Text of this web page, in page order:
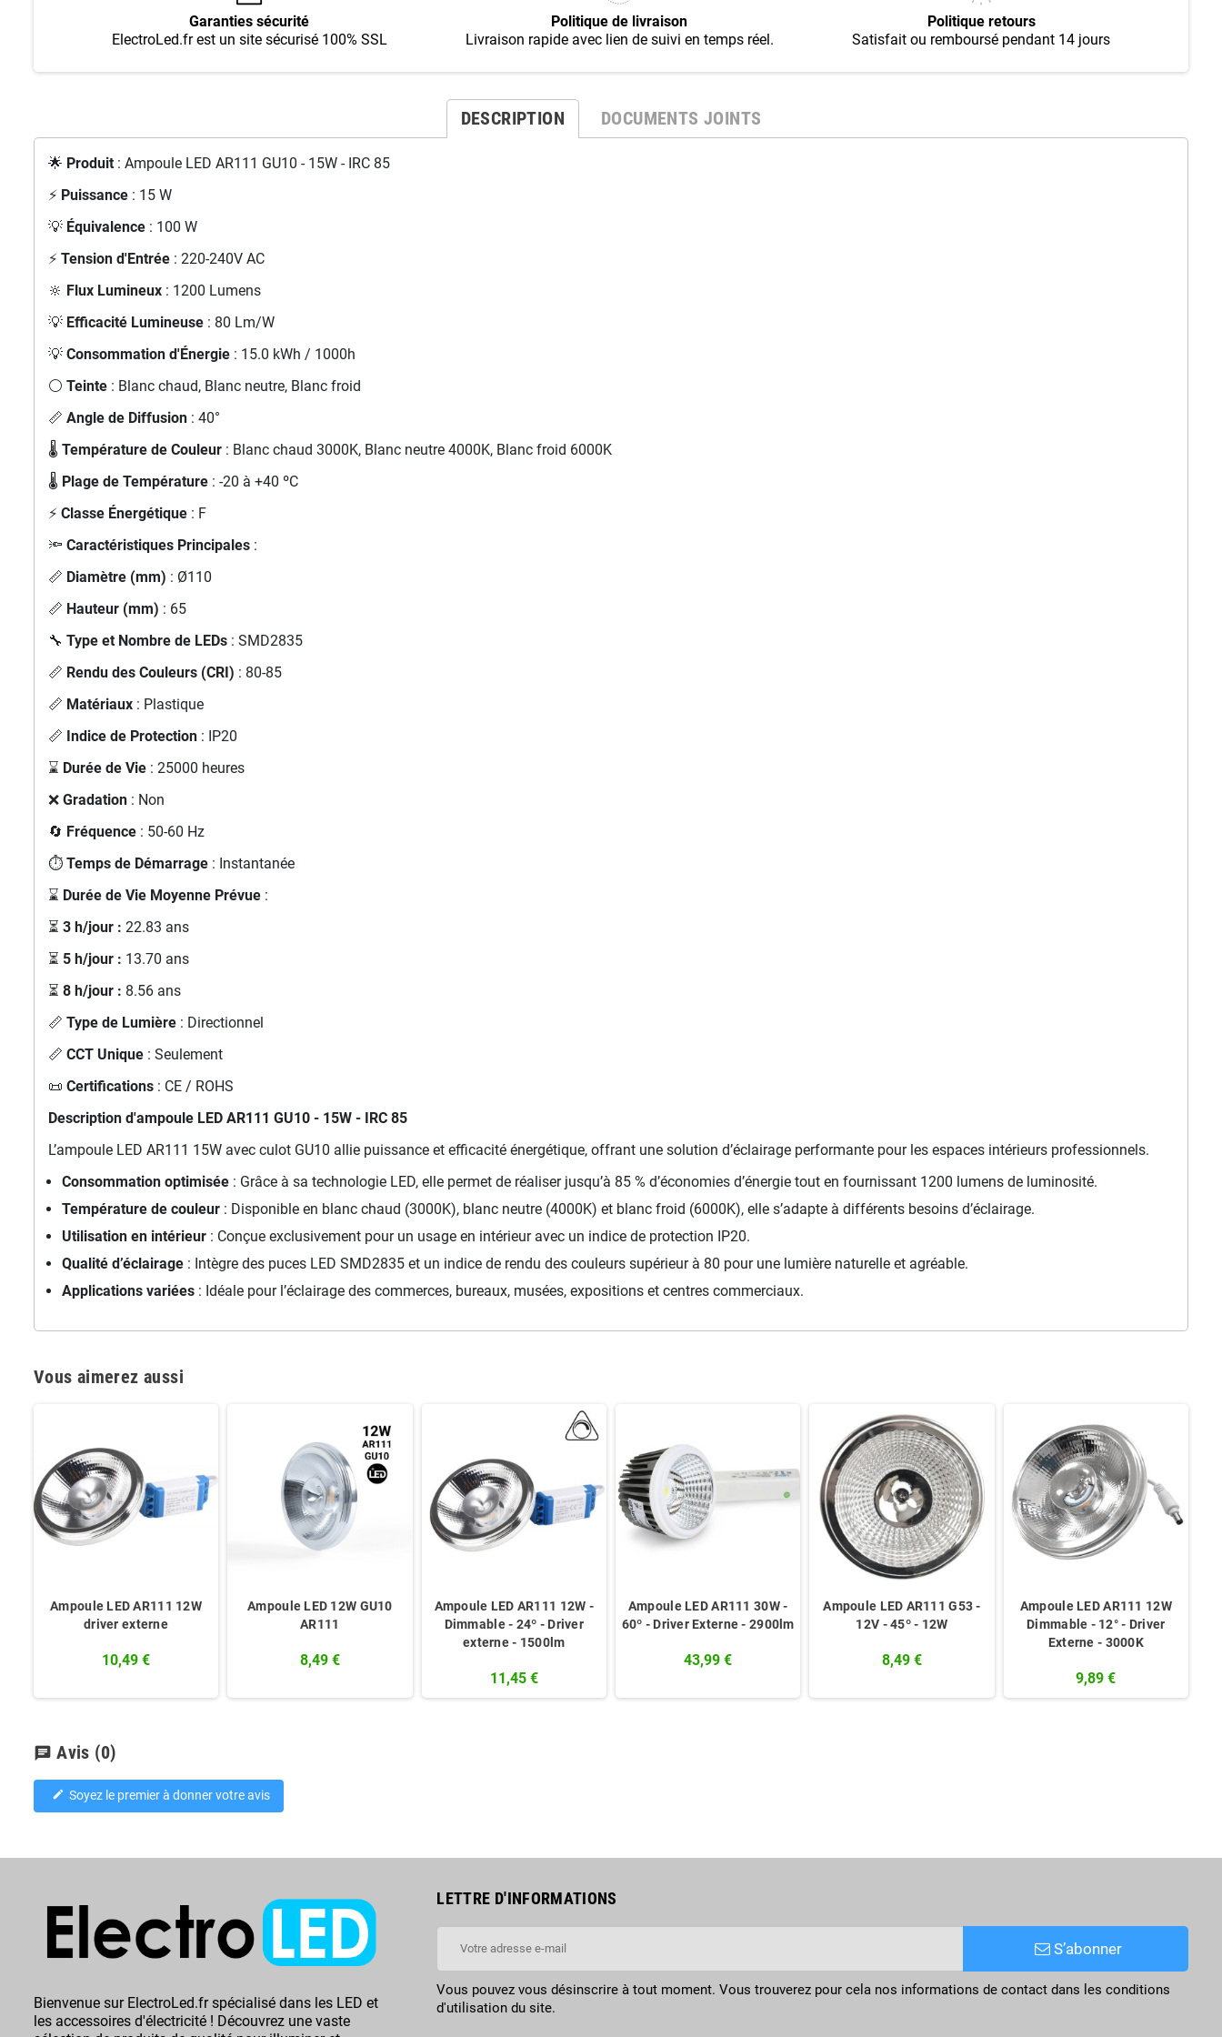
Garanties sécurité
ElectroLed.fr est un site sécurisé 100% SSL
Politique de livraison
Livraison rapide avec lien de suivi en temps réel.
Politique retours
Satisfait ou remboursé pendant 14 jours
DESCRIPTION DOCUMENTS JOINTS
🌟 Produit: Ampoule LED AR111 GU10 - 15W - IRC 85
⚡ Puissance: 15 W
💡 Équivalence: 100 W
⚡ Tension d'Entrée: 220-240V AC
🔆 Flux Lumineux: 1200 Lumens
💡 Efficacité Lumineuse: 80 Lm/W
💡 Consommation d'Énergie: 15.0 kWh / 1000h
⚪ Teinte: Blanc chaud, Blanc neutre, Blanc froid
📏 Angle de Diffusion: 40°
🌡️ Température de Couleur: Blanc chaud 3000K, Blanc neutre 4000K, Blanc froid 6000K
🌡️ Plage de Température: -20 à +40 ºC
⚡ Classe Énergétique: F
🔦 Caractéristiques Principales:
📏 Diamètre (mm) : Ø110
📏 Hauteur (mm) : 65
🔧 Type et Nombre de LEDs: SMD2835
📏 Rendu des Couleurs (CRI) : 80-85
📏 Matériaux: Plastique
📏 Indice de Protection: IP20
⌛ Durée de Vie: 25000 heures
❌ Gradation: Non
🔄 Fréquence: 50-60 Hz
⏱️ Temps de Démarrage: Instantanée
⌛ Durée de Vie Moyenne Prévue:
⏳ 3 h/jour : 22.83 ans
⏳ 5 h/jour : 13.70 ans
⏳ 8 h/jour : 8.56 ans
📏 Type de Lumière: Directionnel
📏 CCT Unique: Seulement
📜 Certifications: CE / ROHS
Description d'ampoule LED AR111 GU10 - 15W - IRC 85
L’ampoule LED AR111 15W avec culot GU10 allie puissance et efficacité énergétique, offrant une solution d’éclairage performante pour les espaces intérieurs professionnels.
Consommation optimisée: Grâce à sa technologie LED, elle permet de réaliser jusqu’à 85 % d’économies d’énergie tout en fournissant 1200 lumens de luminosité.
Température de couleur: Disponible en blanc chaud (3000K), blanc neutre (4000K) et blanc froid (6000K), elle s’adapte à différents besoins d’éclairage.
Utilisation en intérieur: Conçue exclusivement pour un usage en intérieur avec un indice de protection IP20.
Qualité d’éclairage: Intègre des puces LED SMD2835 et un indice de rendu des couleurs supérieur à 80 pour une lumière naturelle et agréable.
Applications variées: Idéale pour l’éclairage des commerces, bureaux, musées, expositions et centres commerciaux.
Vous aimerez aussi
Ampoule LED AR111 12W
driver externe
10,49 €
Ampoule LED 12W GU10
AR111
8,49 €
Ampoule LED AR111 12W -
Dimmable - 24º - Driver
externe - 1500lm
11,45 €
Ampoule LED AR111 30W -
60º - Driver Externe - 2900lm
43,99 €
Ampoule LED AR111 G53 -
12V - 45º - 12W
8,49 €
Ampoule LED AR111 12W
Dimmable - 12° - Driver
Externe - 3000K
9,89 €
chat Avis (0)
edit Soyez le premier à donner votre avis
Bienvenue sur ElectroLed.fr spécialisé dans les LED et
les accessoires d'électricité ! Découvrez une vaste
LETTRE D'INFORMATIONS
S’abonner
Vous pouvez vous désinscrire à tout moment. Vous trouverez pour cela nos informations de contact dans les conditions
d'utilisation du site.